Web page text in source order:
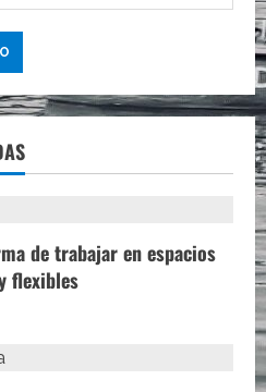
de trabajar en espacios
flexibles